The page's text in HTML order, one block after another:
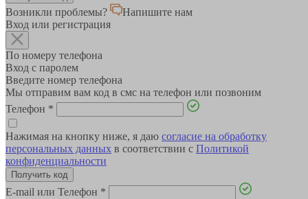
Возникли проблемы?
Напишите нам
Вход или регистрация
По номеру телефона
Вход с паролем
Введите номер телефона
Мы отправим вам код в смс на телефон или позвоним
Телефон *
Нажимая на кнопку ниже, я даю согласие на обработку
персональных данных в соответствии с Политикой
конфиденциальности
E-mail или Телефон *